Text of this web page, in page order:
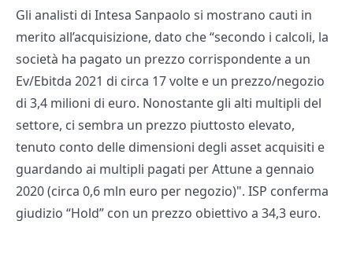
Gli analisti di Intesa Sanpaolo si mostrano cauti in
merito all’acquisizione, dato che “secondo i calcoli, la
società ha pagato un prezzo corrispondente a un
Ev/Ebitda 2021 di circa 17 volte e un prezzo/negozio
di 3,4 milioni di euro. Nonostante gli alti multipli del
settore, ci sembra un prezzo piuttosto elevato,
tenuto conto delle dimensioni degli asset acquisiti e
guardando ai multipli pagati per Attune a gennaio
2020 (circa 0,6 mln euro per negozio)". ISP conferma
giudizio “Hold” con un prezzo obiettivo a 34,3 euro.